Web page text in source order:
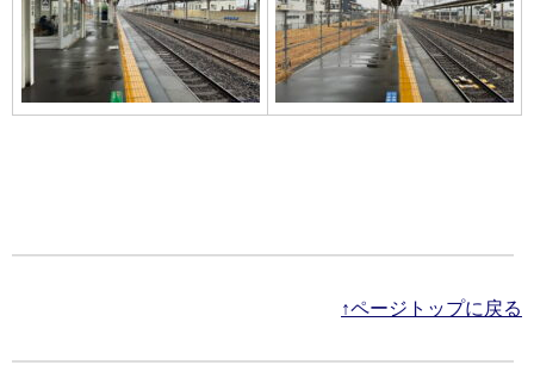
↑ページトップに戻る